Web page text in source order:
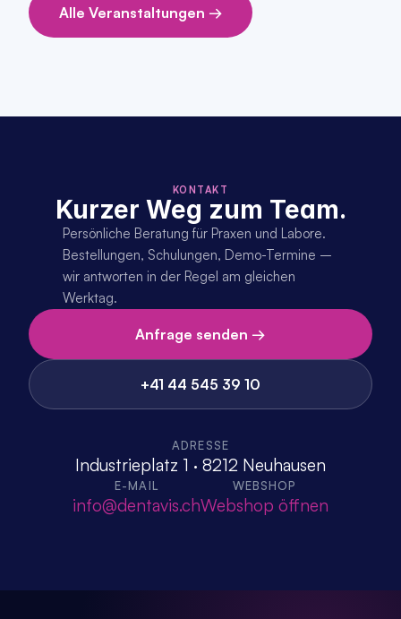
Alle Veranstaltungen →
KONTAKT
Kurzer Weg zum Team.
Persönliche Beratung für Praxen und Labore.
Bestellungen, Schulungen, Demo-Termine –
wir antworten in der Regel am gleichen
Werktag.
Anfrage senden →
+41 44 545 39 10
ADRESSE
Industrieplatz 1 · 8212 Neuhausen
E-MAIL
info@dentavis.ch
WEBSHOP
Webshop öffnen